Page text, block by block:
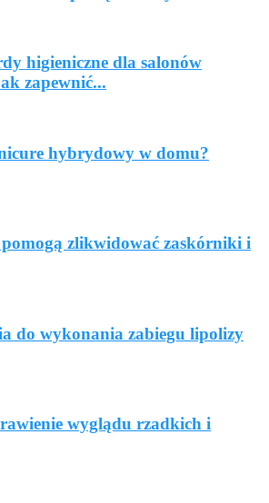
higieniczne dla salonów
zapewnić...
hybrydowy w domu?
zlikwidować zaskórniki i
do wykonania zabiegu lipolizy
wyglądu rzadkich i